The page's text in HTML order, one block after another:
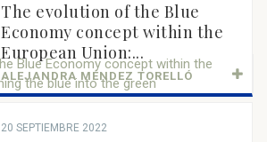
The evolution of the Blue
Economy concept within the
European Union:...
ALEJANDRA MÉNDEZ TORELLÓ
20 SEPTIEMBRE 2022